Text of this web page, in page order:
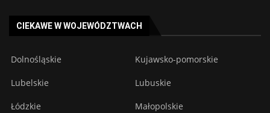
CIEKAWE W WOJEWÓDZTWACH
Dolnośląskie Kujawsko-pomorskie
Lubelskie Lubuskie
Łódzkie Małopolskie